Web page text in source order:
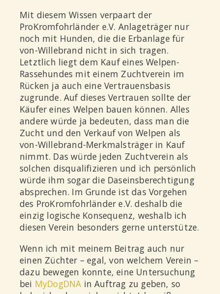
Mit diesem Wissen verpaart der
ProKromfohrländer e.V. Anlageträger nur
noch mit Hunden, die die Erbanlage für
von-Willebrand nicht in sich tragen.
Letztlich liegt dem Kauf eines Welpen-
Rassehundes mit einem Zuchtverein im
Rücken ja auch eine Vertrauensbasis
zugrunde. Auf dieses Vertrauen sollte der
Käufer eines Welpen bauen können. Alles
andere würde ja bedeuten, dass man die
Zucht und den Verkauf von Welpen als
von-Willebrand-Merkmalsträger in Kauf
nimmt. Das würde jeden Zuchtverein als
solchen disqualifizieren und ich persönlich
würde ihm sogar die Daseinsberechtigung
absprechen. Im Grunde ist das Vorgehen
des ProKromfohrländer e.V. deshalb die
einzig logische Konsequenz, weshalb ich
diesen Verein besonders gerne unterstütze.
Wenn ich mit meinem Beitrag auch nur
einen Züchter – egal, von welchem Verein –
dazu bewegen konnte, eine Untersuchung
bei MyDogDNA in Auftrag zu geben, so